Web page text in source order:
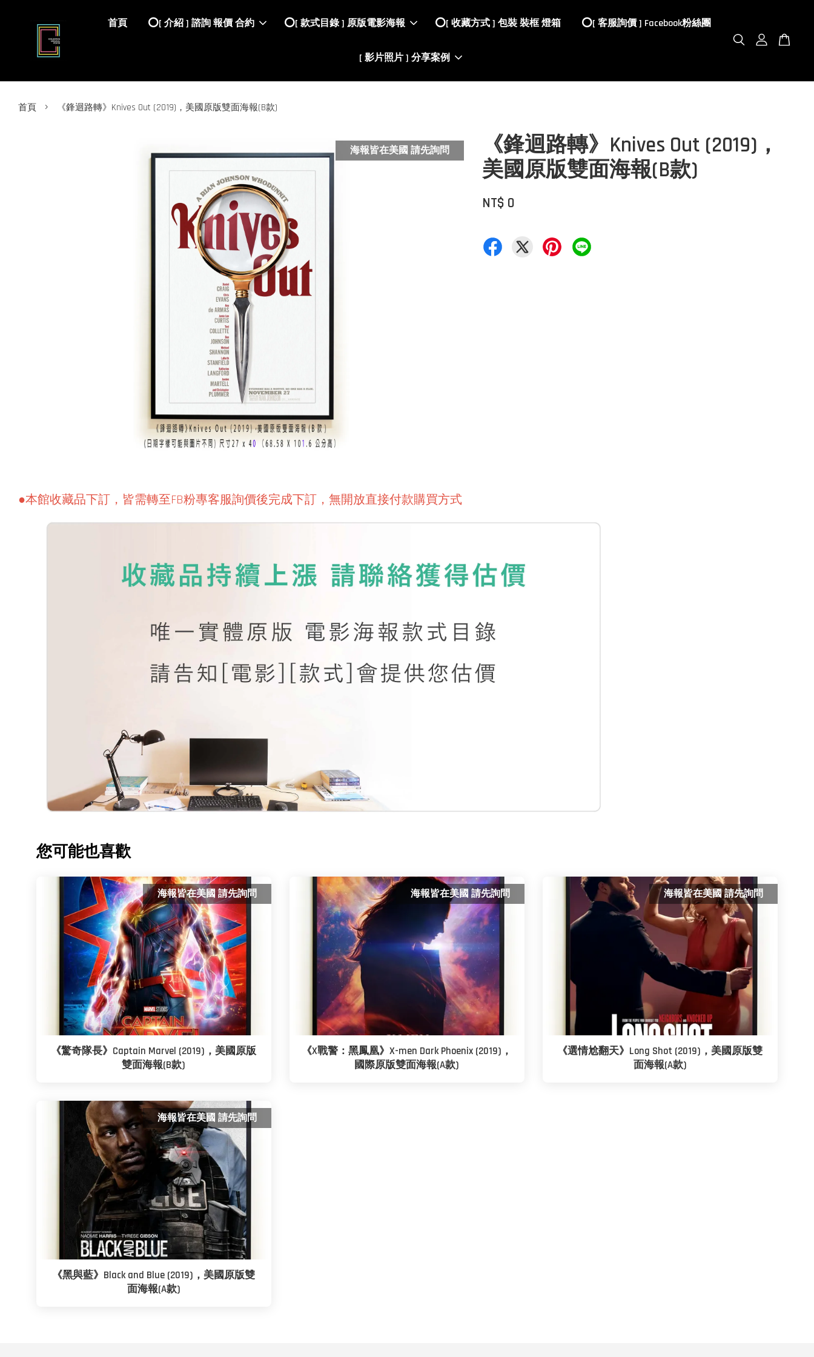
首頁 ⭕️[ 介紹 ] 諮詢 報價 合約 ⭕️[ 款式目錄 ] 原版電影海報 ⭕️[ 收藏方式 ] 包裝 裝框 燈箱 ⭕️[ 客服詢價 ] Facebook粉絲團
[ 影片照片 ] 分享案例
首頁 › 《鋒迴路轉》Knives Out (2019)，美國原版雙面海報(B款)
海報皆在美國 請先詢問
《鋒迴路轉》Knives Out (2019)，
美國原版雙面海報(B款)
NT$ 0
●本館收藏品下訂，皆需轉至FB粉專客服詢價後完成下訂，無開放直接付款購買方式
您可能也喜歡
海報皆在美國 請先詢問
《驚奇隊長》Captain Marvel (2019)，美國原版
雙面海報(B款)
海報皆在美國 請先詢問
《X戰警：黑鳳凰》X-men Dark Phoenix (2019)，
國際原版雙面海報(A款)
海報皆在美國 請先詢問
《選情尬翻天》Long Shot (2019)，美國原版雙
面海報(A款)
海報皆在美國 請先詢問
《黑與藍》Black and Blue (2019)，美國原版雙
面海報(A款)